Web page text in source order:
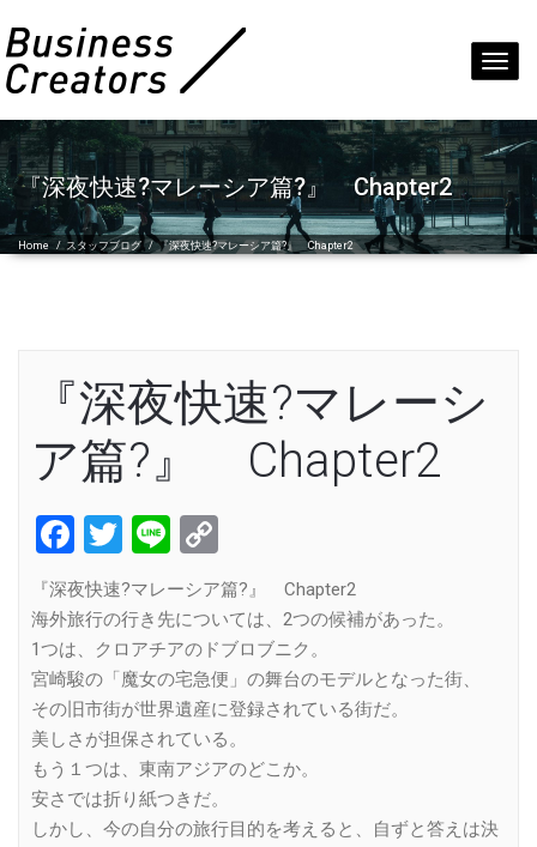
『深夜快速?マレーシア篇?』 Chapter2
Home / スタッフブログ /『深夜快速?マレーシア篇?』 Chapter2
『深夜快速?マレーシ
ア篇?』 Chapter2
Facebook
Twitter
Line
Link
『深夜快速?マレーシア篇?』 Chapter2
海外旅行の行き先については、2つの候補があった。
1つは、クロアチアのドブロブニク。
宮崎駿の「魔女の宅急便」の舞台のモデルとなった街、
その旧市街が世界遺産に登録されている街だ。
美しさが担保されている。
もう１つは、東南アジアのどこか。
安さでは折り紙つきだ。
しかし、今の自分の旅行目的を考えると、自ずと答えは決